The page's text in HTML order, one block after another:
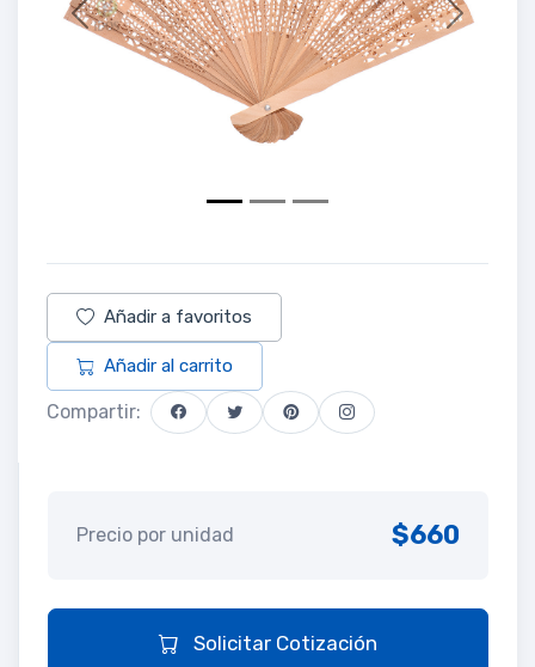
Previous Next
Añadir a favoritos
Añadir al carrito
Compartir:
Precio por unidad $660
Solicitar Cotización